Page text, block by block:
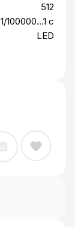
512
1/100000...1 с
LED